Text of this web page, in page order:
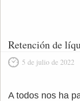
Retención de
5 de julio de 2022
A todos nos ha